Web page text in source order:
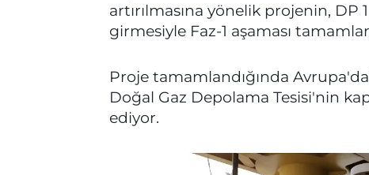
artırılmasına yönelik projenin,
girmesiyle Faz-1 aşaması
Proje tamamlandığında
Doğal Gaz Depolama Tesisi'nin
ediyor.